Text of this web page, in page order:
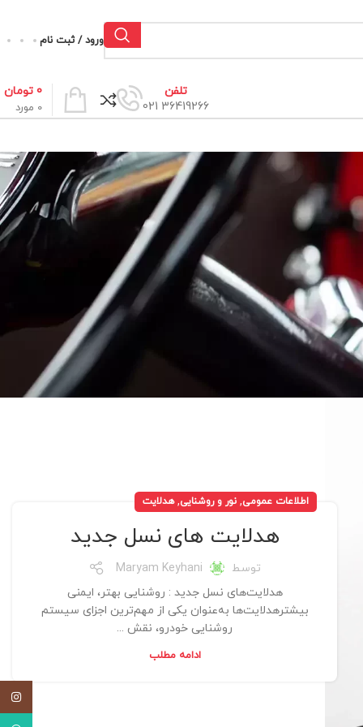
ورود / ثبت نام
تلفن
36419266 021
0 مورد
0 تومان
اطلاعات عمومی, نور و روشنایی,هدلایت
هدلایت های نسل جدید
توسط
Maryam Keyhani
هدلایت‌های نسل جدید : روشنایی بهتر، ایمنی
بیشترهدلایت‌ها به‌عنوان یکی از مهم‌ترین اجزای سیستم
روشنایی خودرو، نقش ...
ادامه مطلب